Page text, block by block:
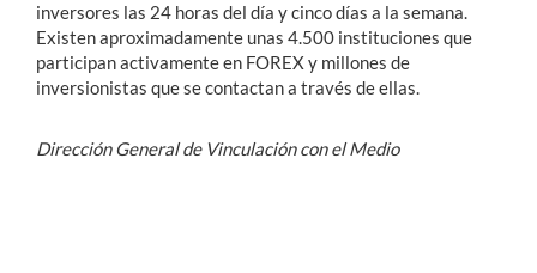
inversores las 24 horas del día y cinco días a la semana.
Existen aproximadamente unas 4.500 instituciones que
participan activamente en FOREX y millones de
inversionistas que se contactan a través de ellas.
Dirección General de Vinculación con el Medio